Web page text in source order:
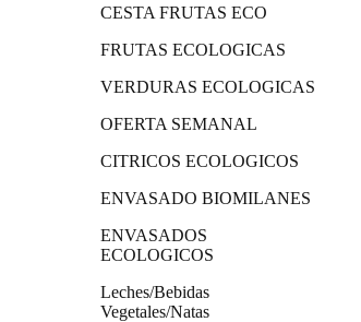
CESTA FRUTAS ECO
FRUTAS ECOLOGICAS
VERDURAS ECOLOGICAS
OFERTA SEMANAL
CITRICOS ECOLOGICOS
ENVASADO BIOMILANES
ENVASADOS
ECOLOGICOS
Leches/Bebidas
Vegetales/Natas